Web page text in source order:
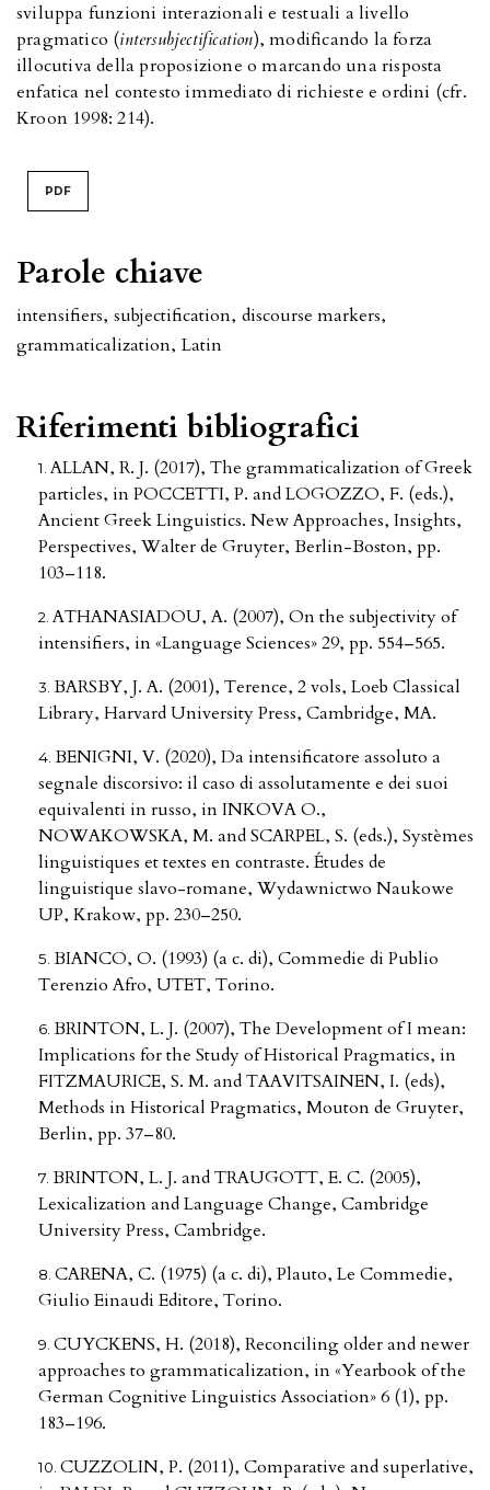
Parole chiave
intensifiers, subjectification, discourse markers,
grammaticalization, Latin
sviluppa funzioni interazionali e testuali a livello
pragmatico (intersubjectification), modificando la forza
illocutiva della proposizione o marcando una risposta
enfatica nel contesto immediato di richieste e ordini (cfr.
Kroon 1998: 214).
PDF
Riferimenti bibliografici
ALLAN, R. J. (2017), The grammaticalization of Greek
particles, in POCCETTI, P. and LOGOZZO, F. (eds.),
Ancient Greek Linguistics. New Approaches, Insights,
Perspectives, Walter de Gruyter, Berlin-Boston, pp.
103–118.
ATHANASIADOU, A. (2007), On the subjectivity of
intensifiers, in «Language Sciences» 29, pp. 554–565.
BARSBY, J. A. (2001), Terence, 2 vols, Loeb Classical
Library, Harvard University Press, Cambridge, MA.
BENIGNI, V. (2020), Da intensificatore assoluto a
segnale discorsivo: il caso di assolutamente e dei suoi
equivalenti in russo, in INKOVA O.,
NOWAKOWSKA, M. and SCARPEL, S. (eds.), Systèmes
linguistiques et textes en contraste. Études de
linguistique slavo-romane, Wydawnictwo Naukowe
UP, Krakow, pp. 230–250.
BIANCO, O. (1993) (a c. di), Commedie di Publio
Terenzio Afro, UTET, Torino.
BRINTON, L. J. (2007), The Development of I mean:
Implications for the Study of Historical Pragmatics, in
FITZMAURICE, S. M. and TAAVITSAINEN, I. (eds),
Methods in Historical Pragmatics, Mouton de Gruyter,
Berlin, pp. 37–80.
BRINTON, L. J. and TRAUGOTT, E. C. (2005),
Lexicalization and Language Change, Cambridge
University Press, Cambridge.
CARENA, C. (1975) (a c. di), Plauto, Le Commedie,
Giulio Einaudi Editore, Torino.
CUYCKENS, H. (2018), Reconciling older and newer
approaches to grammaticalization, in «Yearbook of the
German Cognitive Linguistics Association» 6 (1), pp.
183–196.
CUZZOLIN, P. (2011), Comparative and superlative,